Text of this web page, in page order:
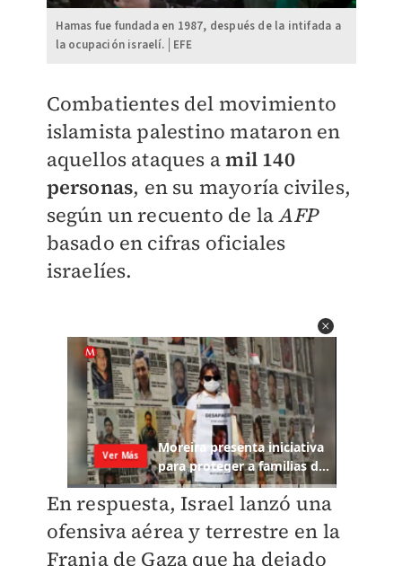
Hamas fue fundada en 1987, después de la intifada a
la ocupación israelí.│EFE
Combatientes del movimiento
islamista palestino mataron en
aquellos ataques amil 140
personas, en su mayoría civiles,
según un recuento de laAFP
basado en cifras oficiales
israelíes.
En respuesta, Israel lanzó una
ofensiva aérea y terrestre en la
Franja de Gaza que ha dejado